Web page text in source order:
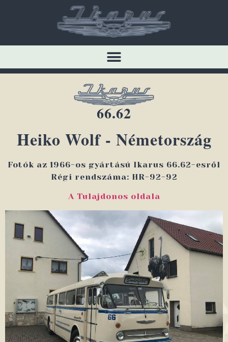
66.62
Heiko Wolf - Németország
Fotók az 1966-os gyártású Ikarus 66.62-esről
Régi rendszáma: HR-92-92
A Tulajdonos oldala